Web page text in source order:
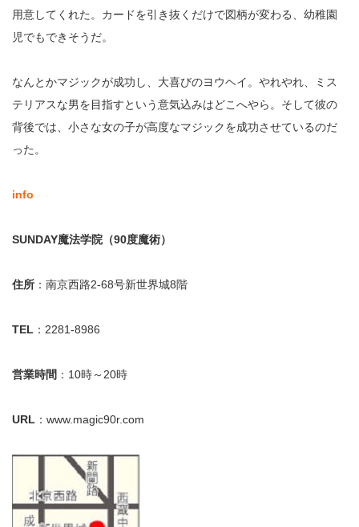
用意してくれた。カードを引き抜くだけで図柄が変わる、幼稚園
児でもできそうだ。
なんとかマジックが成功し、大喜びのヨウヘイ。やれやれ、ミス
テリアスな男を目指すという意気込みはどこへやら。そして彼の
背後では、小さな女の子が高度なマジックを成功させているのだ
った。
info
SUNDAY魔法学院（90度魔術）
住所 ：南京西路2-68号新世界城8階
TEL ：2281-8986
営業時間 ：10時～20時
URL ：www.magic90r.com